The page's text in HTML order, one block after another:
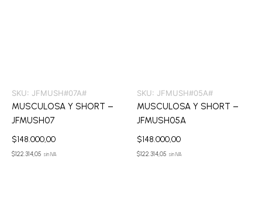
SKU: JFMUSH#07A#
MUSCULOSA Y SHORT –
JFMUSH07
$148.000,00
$122.314,05 sin IVA
SKU: JFMUSH#05A#
MUSCULOSA Y SHORT –
JFMUSH05A
$148.000,00
$122.314,05 sin IVA